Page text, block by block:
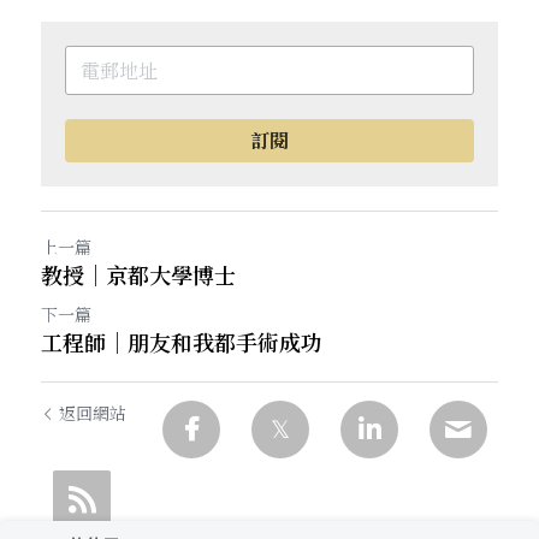
訂閱
上一篇
教授｜京都大學博士
下一篇
工程師｜朋友和我都手術成功
返回網站